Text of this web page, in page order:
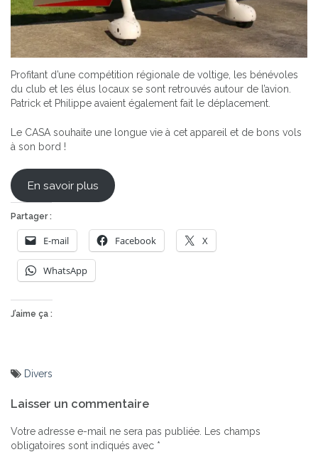
Profitant d’une compétition régionale de voltige, les bénévoles
du club et les élus locaux se sont retrouvés autour de l’avion.
Patrick et Philippe avaient également fait le déplacement.
Le CASA souhaite une longue vie à cet appareil et de bons vols
à son bord !
En savoir plus
Partager :
E-mail Facebook X
WhatsApp
J’aime ça :
Divers
de
l’article
Laisser un commentaire
Votre adresse e-mail ne sera pas publiée.
Les champs
obligatoires sont indiqués avec *